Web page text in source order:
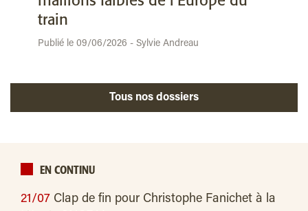
train
Publié le 09/06/2026 - Sylvie Andreau
Tous nos dossiers
EN CONTINU
21/07 Clap de fin pour Christophe Fanichet à la